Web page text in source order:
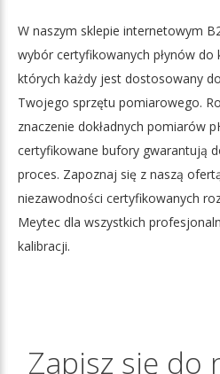
W naszym sklepie internetowym
wybór certyfikowanych płynów do
których każdy jest dostosowany
Twojego sprzętu pomiarowego.
znaczenie dokładnych pomiarów
certyfikowane bufory gwarantują
proces. Zapoznaj się z naszą
niezawodności certyfikowanych
Meytec dla wszystkich
kalibracji.
Zapisz się do